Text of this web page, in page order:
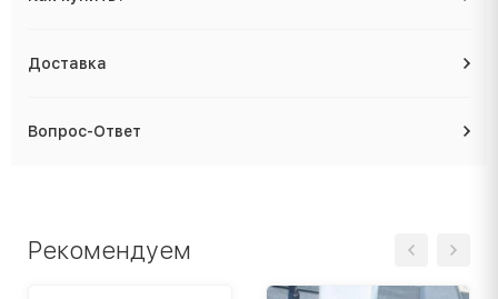
Доставка
Вопрос-Ответ
Рекомендуем